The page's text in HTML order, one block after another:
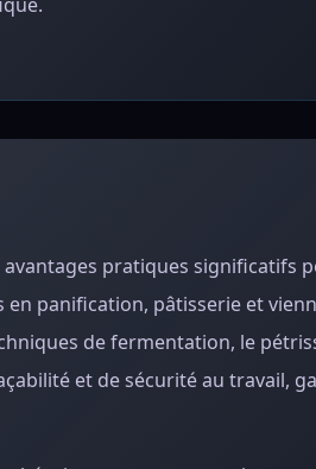
pratiques significatifs
panification, pâtisserie et
de fermentation, le
et de sécurité au travail,